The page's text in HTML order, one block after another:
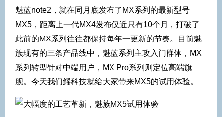
魅蓝note2，就在同月底发布了MX系列的最新型号
MX5，距离上一代MX4发布仅近只有10个月，打破了
此前的MX系列往往都保持每年一更新的节奏。目前魅
族现有的三条产品线中，魅蓝系列主攻入门群体，MX
系列转型针对中端用户，MX Pro系列则定位高端旗
舰。今天我们鳐科技就给大家带来MX5的试用体验。